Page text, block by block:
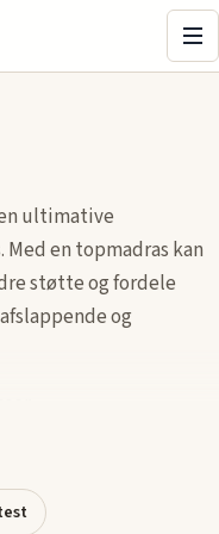
ultimative
en topmadras kan
støtte og fordele
og
i forskellige
skum, der tilbyder
og ekstra